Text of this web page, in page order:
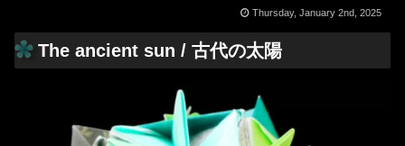
Thursday, January 2nd, 2025
The ancient sun / 古代の太陽